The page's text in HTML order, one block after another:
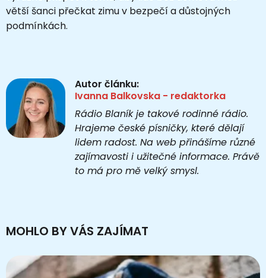
větší šanci přečkat zimu v bezpečí a důstojných
podmínkách.
Autor článku:
Ivanna Balkovska - redaktorka
Rádio Blaník je takové rodinné rádio.
Hrajeme české písničky, které dělají
lidem radost. Na web přinášíme různé
zajímavosti i užitečné informace. Právě
to má pro mě velký smysl.
MOHLO BY VÁS ZAJÍMAT